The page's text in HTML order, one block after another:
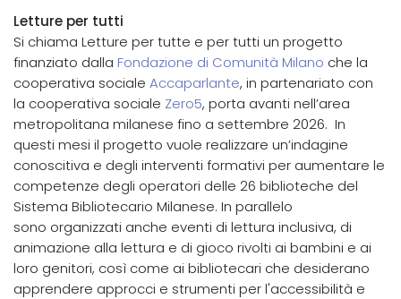
Letture per tutti
Si chiama Letture per tutte e per tutti un progetto
finanziato dalla Fondazione di Comunità Milano che la
cooperativa sociale Accaparlante, in partenariato con
la cooperativa sociale Zero5, porta avanti nell’area
metropolitana milanese fino a settembre 2026. In
questi mesi il progetto vuole realizzare un’indagine
conoscitiva e degli interventi formativi per aumentare le
competenze degli operatori delle 26 biblioteche del
Sistema Bibliotecario Milanese. In parallelo
sono organizzati anche eventi di lettura inclusiva, di
animazione alla lettura e di gioco rivolti ai bambini e ai
loro genitori, così come ai bibliotecari che desiderano
apprendere approcci e strumenti per l'accessibilità e